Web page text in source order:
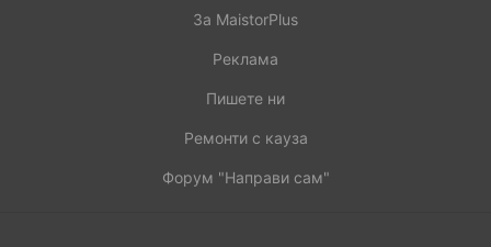
За MaistorPlus
Реклама
Пишете ни
Ремонти с кауза
Форум "Направи сам"